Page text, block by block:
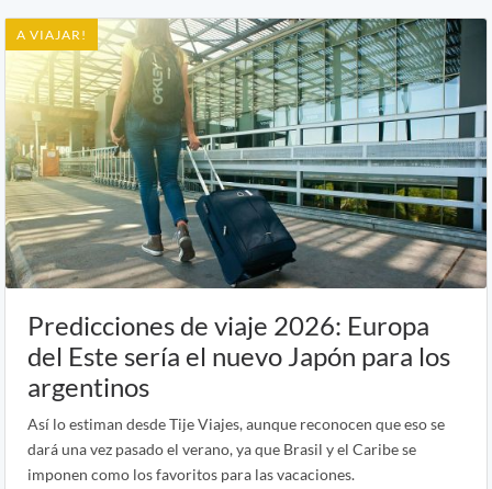
A VIAJAR!
Predicciones de viaje 2026: Europa
del Este sería el nuevo Japón para los
argentinos
Así lo estiman desde Tije Viajes, aunque reconocen que eso se
dará una vez pasado el verano, ya que Brasil y el Caribe se
imponen como los favoritos para las vacaciones.